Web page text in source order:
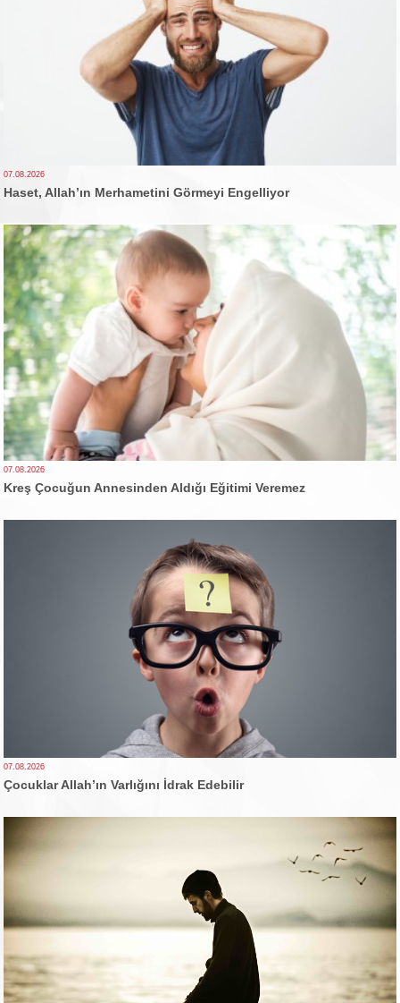
07.08.2026
Haset, Allah’ın Merhametini Görmeyi Engelliyor
07.08.2026
Kreş Çocuğun Annesinden Aldığı Eğitimi Veremez
07.08.2026
Çocuklar Allah’ın Varlığını İdrak Edebilir